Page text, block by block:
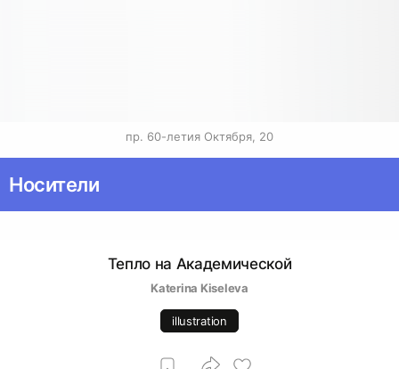
пр. 60-летия Октября, 20
Носители
Тепло на Академической
Katerina Kiseleva
illustration